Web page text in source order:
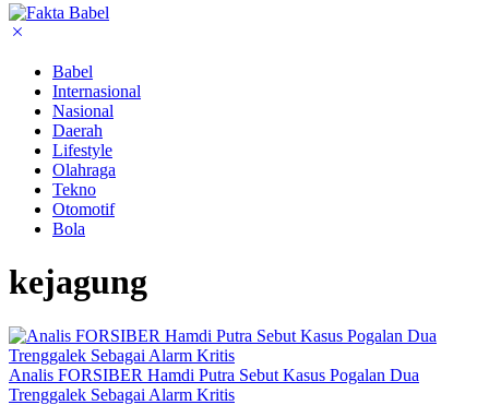
Babel
Internasional
Nasional
Daerah
Lifestyle
Olahraga
Tekno
Otomotif
Bola
kejagung
Analis FORSIBER Hamdi Putra Sebut Kasus Pogalan Dua
Trenggalek Sebagai Alarm Kritis